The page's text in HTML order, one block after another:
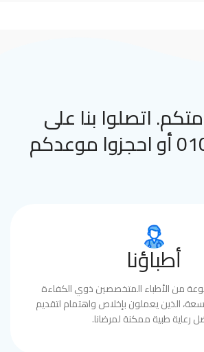
اتصلوا بنا على
01055552144 أو احجزوا موعدكم
أطباؤنا
من الأطباء المتخصصين ذوي الكفاءة
الذين يعملون بإخلاص واهتمام لتقديم
رعاية طبية ممكنة لمرضانا.